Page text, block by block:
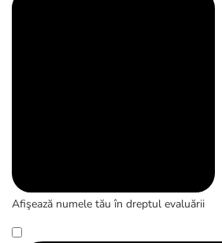
Afişează numele tău în dreptul evaluării